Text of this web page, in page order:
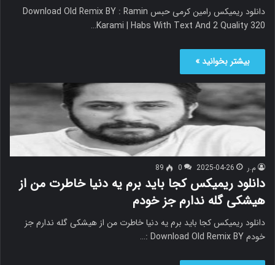
دانلود ریمیکس رامین کرمی حبس Download Old Remix BY : Ramin
Karami | Habs With Text And 2 Quality 320…
بیشتر بخوانید »
م.ر 2025-04-26
0
89
دانلود ریمیکس کجا باید برم یه دنیا خاطرت من از
هیشکی گله ندارم جز خودم
دانلود ریمیکس کجا باید برم یه دنیا خاطرت من از هیشکی گله ندارم جز
خودم Download Old Remix BY :…